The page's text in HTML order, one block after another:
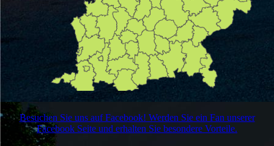
Besuchen Sie uns auf Facebook! Werden Sie ein Fan unserer
Facebook Seite und erhalten Sie besondere Vorteile.